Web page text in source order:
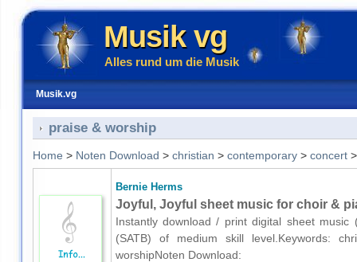
Musik vg
Alles rund um die Musik
Musik.vg
praise & worship
Home > Noten Download > christian > contemporary> concert
Bernie Herms
Joyful, Joyful sheet music for choir &
Instantly download / print digital sheet
(SATB) of medium skill level.Keywords:
worshipNoten Download: